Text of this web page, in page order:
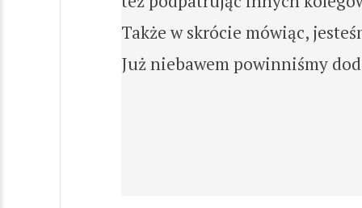
Także w skrócie mówiąc,
Już niebawem powinniśmy